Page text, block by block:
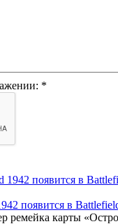
*
появится в
ремейка карты